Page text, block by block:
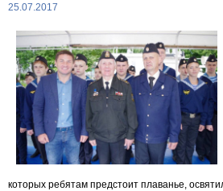
25.07.2017
которых ребятам предстоит плаванье,